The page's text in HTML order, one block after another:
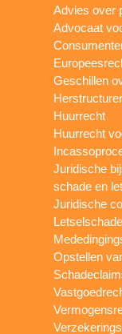
Advies over
Advocaat
Geschillen
Huurrecht
Huurrecht
Juridische
schade en
Juridische
Letselschade
Opstellen